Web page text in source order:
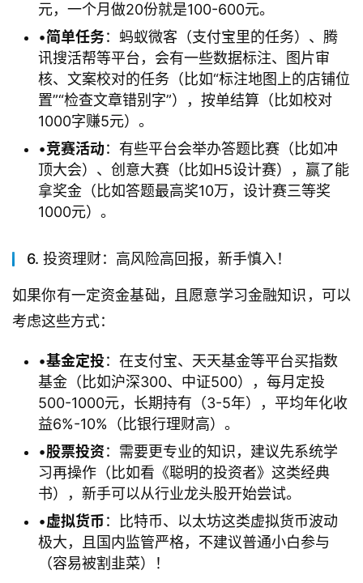
元，一个月做20份就是100-600元。
•​简单任务​​：蚂蚁微客（支付宝里的任务）、腾
讯搜活帮等平台，会有一些数据标注、图片审
核、文案校对的任务（比如“标注地图上的店铺位
置”“检查文章错别字”），按单结算（比如校对
1000字赚5元）。
•​竞赛活动​​：有些平台会举办答题比赛（比如冲
顶大会）、创意大赛（比如H5设计赛），赢了能
拿奖金（比如答题最高奖10万，设计赛三等奖
1000元）。
6. 投资理财：高风险高回报，新手慎入！
如果你有一定资金基础，且愿意学习金融知识，可以
考虑这些方式：
•​基金定投​​：在支付宝、天天基金等平台买指数
基金（比如沪深300、中证500），每月定投
500-1000元，长期持有（3-5年），平均年化收
益6%-10%（比银行理财高）。
•​股票投资​​：需要更专业的知识，建议先系统学
习再操作（比如看《聪明的投资者》这类经典
书），新手可以从行业龙头股开始尝试。
•​虚拟货币​​：比特币、以太坊这类虚拟货币波动
极大，且国内监管严格，不建议普通小白参与
（容易被割韭菜）！